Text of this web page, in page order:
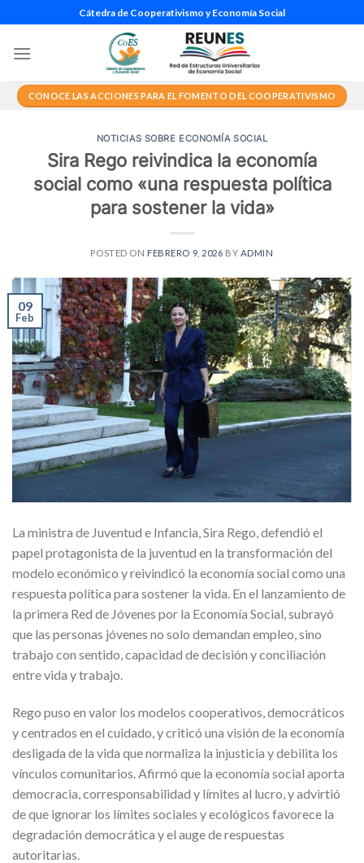
al
contenido
Cátedra de Cooperativismo y Economía Social
CONOCE LAS ACCIONES PARA EL FOMENTO DEL COOPERATIVISMO
NOTICIAS SOBRE ECONOMÍA SOCIAL
Sira Rego reivindica la economía
social como «una respuesta política
para sostener la vida»
POSTED ON FEBRERO 9, 2026 BY ADMIN
09
Feb
La ministra de Juventud e Infancia, Sira Rego, defendió el
papel protagonista de la juventud en la transformación del
modelo económico y reivindicó la economía social como una
respuesta política para sostener la vida. En el lanzamiento de
la primera Red de Jóvenes por la Economía Social, subrayó
que las personas jóvenes no solo demandan empleo, sino
trabajo con sentido, capacidad de decisión y conciliación
entre vida y trabajo.
Rego puso en valor los modelos cooperativos, democráticos
y centrados en el cuidado, y criticó una visión de la economía
desligada de la vida que normaliza la injusticia y debilita los
vínculos comunitarios. Afirmó que la economía social aporta
democracia, corresponsabilidad y límites al lucro, y advirtió
de que ignorar los límites sociales y ecológicos favorece la
degradación democrática y el auge de respuestas
autoritarias.